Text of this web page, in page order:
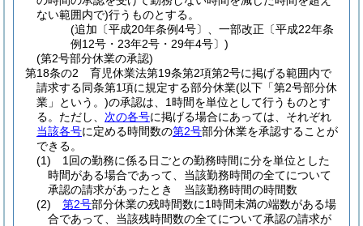
ない範囲内で)行うものとする。
(追加〔平成20年条例4号〕、一部改正〔平成22年条
例12号・23年2号・29年4号〕)
(第2号部分休業の承認)
第18条の2
育児休業法第19条第2項第2号に掲げる範囲内で
請求する同条第1項に規定する部分休業(以下「第2号部分休
業」という。)の承認は、1時間を単位として行うものとす
る。 ただし、 次の各号に掲げる場合にあっては、それぞれ
当該各号に定める時間数の第2号部分休業を承認することが
できる。
(1)
1回の勤務に係る日ごとの勤務時間に分を単位とした
時間がある場合であって、当該勤務時間の全てについて
承認の請求があったとき 当該勤務時間の時間数
(2)
第2号部分休業の残時間数に1時間未満の端数がある場
合であって、当該残時間数の全てについて承認の請求が